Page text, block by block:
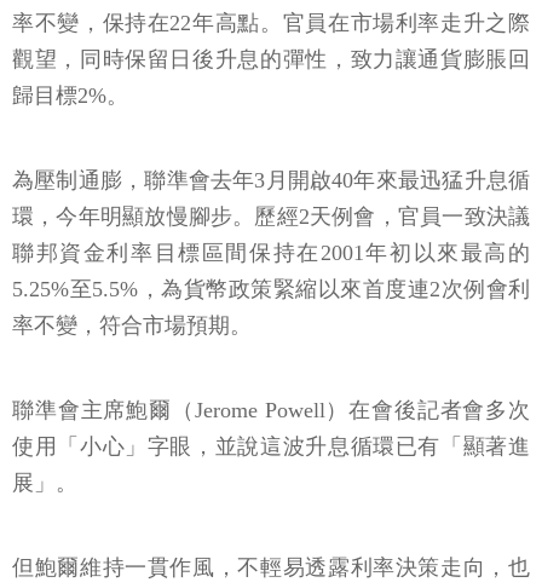
率不變，保持在22年高點。官員在市場利率走升之際
觀望，同時保留日後升息的彈性，致力讓通貨膨脹回
歸目標2%。
為壓制通膨，聯準會去年3月開啟40年來最迅猛升息循
環，今年明顯放慢腳步。歷經2天例會，官員一致決議
聯邦資金利率目標區間保持在2001年初以來最高的
5.25%至5.5%，為貨幣政策緊縮以來首度連2次例會利
率不變，符合市場預期。
聯準會主席鮑爾（Jerome Powell）在會後記者會多次
使用「小心」字眼，並說這波升息循環已有「顯著進
展」。
但鮑爾維持一貫作風，不輕易透露利率決策走向，也